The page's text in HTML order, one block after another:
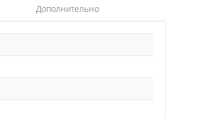
Дополнительно